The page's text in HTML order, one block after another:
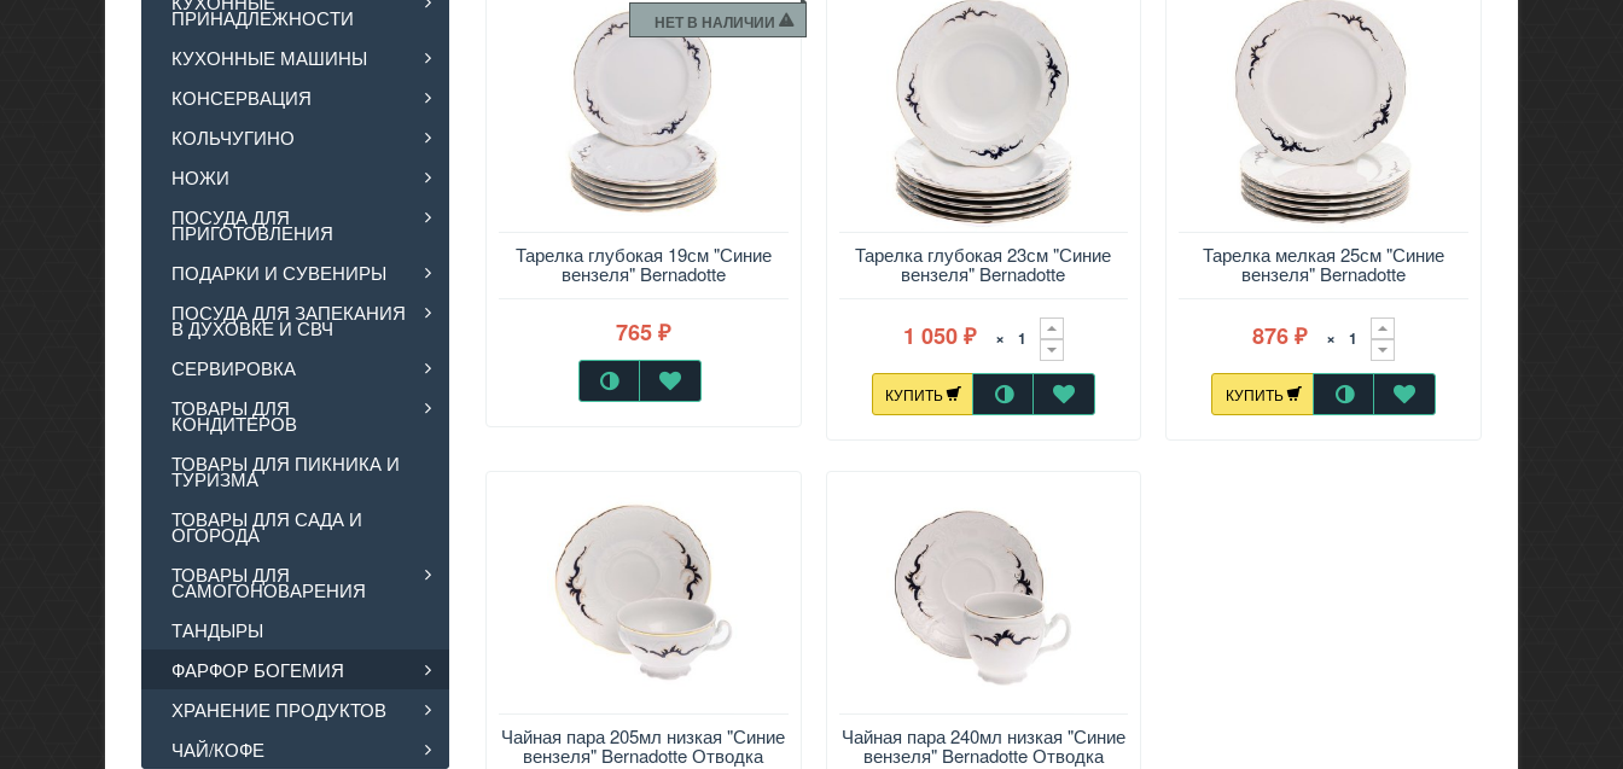
НЕТ В НАЛИЧИИ
Тарелка глубокая 19см "Синие
вензеля" Bernadotte
765 ₽
Тарелка глубокая 23см "Синие
вензеля" Bernadotte
1 050 ₽ ×
КУПИТЬ
Тарелка мелкая 25см "Синие
вензеля" Bernadotte
876₽ ×
КУПИТЬ
Чайная пара 205мл низкая "Синие
вензеля" Bernadotte Отводка
Чайная пара 240мл низкая "Синие
вензеля" Bernadotte Отводка
ПРИНАДЛЕЖНОСТИ
КУХОННЫЕ МАШИНЫ
КОНСЕРВАЦИЯ
КОЛЬЧУГИНО
НОЖИ
ПОСУДА ДЛЯ
ПРИГОТОВЛЕНИЯ
ПОДАРКИ И СУВЕНИРЫ
ПОСУДА ДЛЯ ЗАПЕКАНИЯ
В ДУХОВКЕ И СВЧ
СЕРВИРОВКА
ТОВАРЫ ДЛЯ
КОНДИТЕРОВ
ТОВАРЫ ДЛЯ ПИКНИКА И
ТУРИЗМА
ТОВАРЫ ДЛЯ САДА И
ОГОРОДА
ТОВАРЫ ДЛЯ
САМОГОНОВАРЕНИЯ
ТАНДЫРЫ
ФАРФОР БОГЕМИЯ
ХРАНЕНИЕ ПРОДУКТОВ
ЧАЙ/КОФЕ